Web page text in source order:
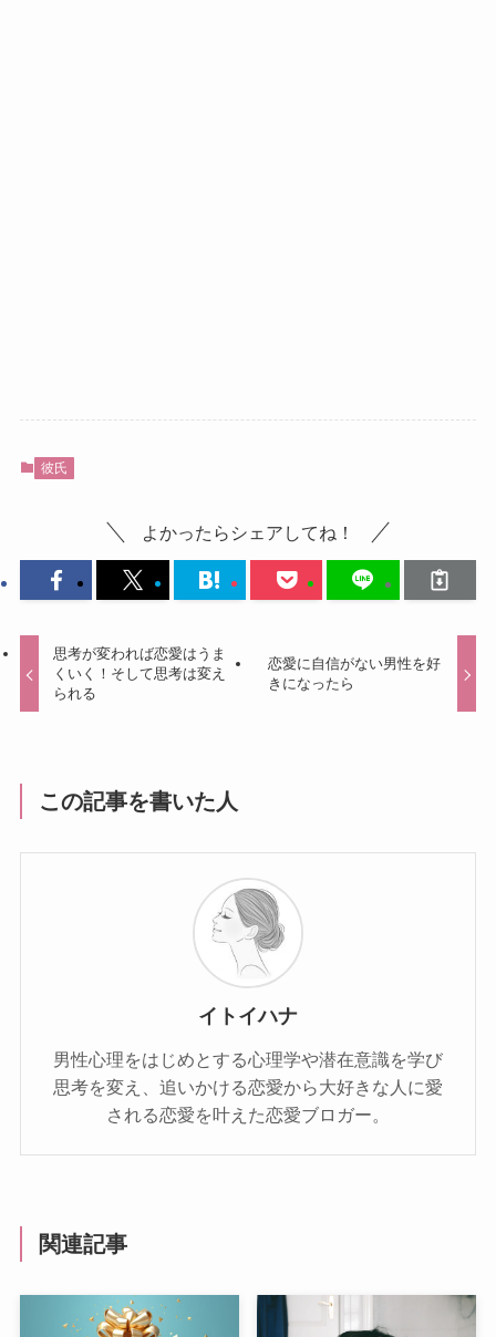
彼氏
よかったらシェアしてね！
思考が変われば恋愛はうま
くいく！そして思考は変え
られる
恋愛に自信がない男性を好
きになったら
この記事を書いた人
イトイハナ
男性心理をはじめとする心理学や潜在意識を学び
思考を変え、追いかける恋愛から大好きな人に愛
される恋愛を叶えた恋愛ブロガー。
関連記事